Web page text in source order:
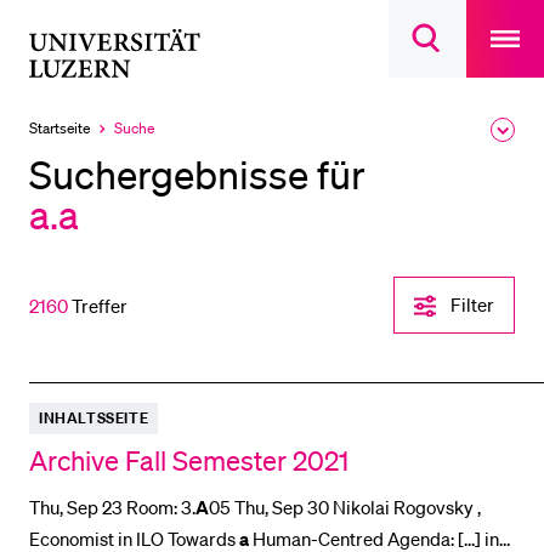
Suchdialog
main
Startseite
Aktuell
Suche
Suchergebnisse für
a.a
2160Treffer Filter
Filter-
Einstellungen
INHALTSSEITE
Archive Fall Semester 2021
Thu, Sep 23 Room: 3.A05 Thu, Sep 30 Nikolai Rogovsky ,
Economist in ILO Towardsa Human-Centred Agenda: [...] in
LETZTE SUCHEN
DIE UNI FÜR…
Schulklassen und Lehrpersonen
Alumni
Stellensuchende
Förderer
Medien